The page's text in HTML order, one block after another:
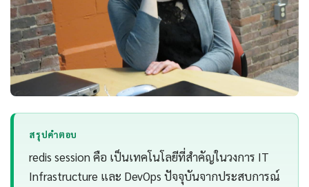
สรุปคำตอบ
redis session คือ เป็นเทคโนโลยีที่สำคัญในวงการ IT
Infrastructure และ DevOps ปัจจุบันจากประสบการณ์